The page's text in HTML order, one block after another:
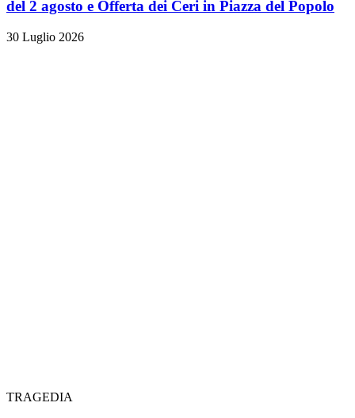
del 2 agosto e Offerta dei Ceri in Piazza del Popolo
30 Luglio 2026
TRAGEDIA